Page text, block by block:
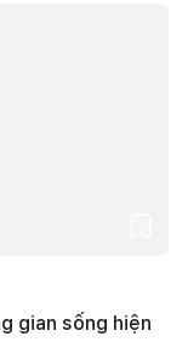
gian sống hiện